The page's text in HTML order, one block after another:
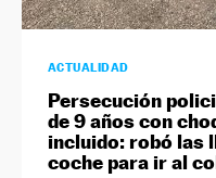
ACTUALIDAD
Persecución
de 9 años con
incluido: robó las
coche para ir al